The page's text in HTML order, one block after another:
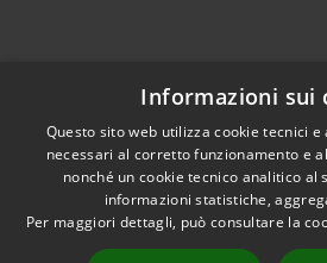
Accessibilità
Privacy
Informazioni sui
Questo sito web utilizza cookie tecnici
necessari al corretto funzionamento e
nonché un cookie tecnico analitico al
informazioni statistiche,
Per maggiori dettagli, può consultare la